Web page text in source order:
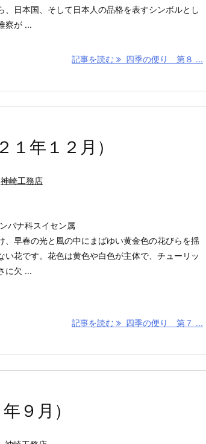
、日本国、そして日本人の品格を表すシンボルとし
察が ...
記事を読む 四季の便り 第８ ...
年１２月）
神崎工務店
バナ科スイセン属
、早春の光と風の中にまばゆい黄金色の花びらを揺
い花です。花色は黄色や白色が主体で、チューリッ
に欠 ...
記事を読む 四季の便り 第７ ...
９月）